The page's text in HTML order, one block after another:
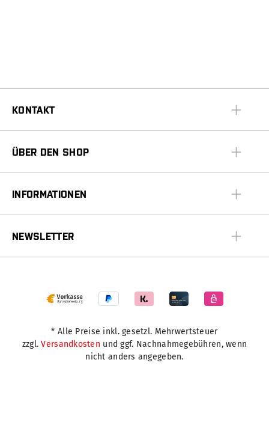
KONTAKT
ÜBER DEN SHOP
INFORMATIONEN
NEWSLETTER
* Alle Preise inkl. gesetzl. Mehrwertsteuer
zzgl.Versandkosten und ggf. Nachnahmegebühren, wenn
nicht anders angegeben.